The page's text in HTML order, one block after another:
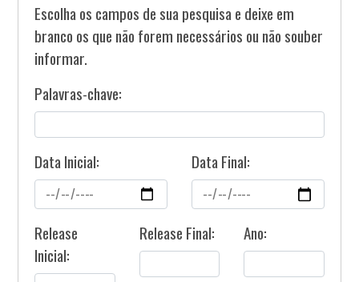
Escolha os campos de sua pesquisa e deixe em
branco os que não forem necessários ou não souber
informar.
Palavras-chave:
Data Inicial: Data Final:
Release
Inicial:
Release Final: Ano: